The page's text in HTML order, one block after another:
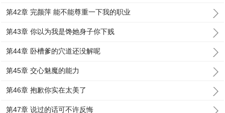
第42章 完颜萍 能不能尊重一下我的职业
第43章 你以为我是馋她身子你下贱
第44章 卧槽爹的穴道还没解呢
第45章 交心魅魔的能力
第46章 抱歉你实在太美了
第47章 说过的话可不许反悔